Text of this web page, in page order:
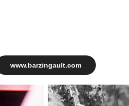
www.barzingault.com